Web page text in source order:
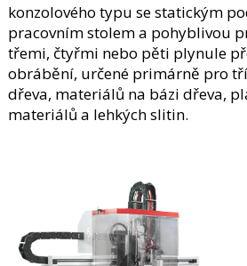
konzolového typu se statickým
pracovním stolem a pohyblivou
třemi, čtyřmi nebo pěti plynule
obrábění, určené primárně pro
dřeva, materiálů na bázi dřeva,
materiálů a lehkých slitin.